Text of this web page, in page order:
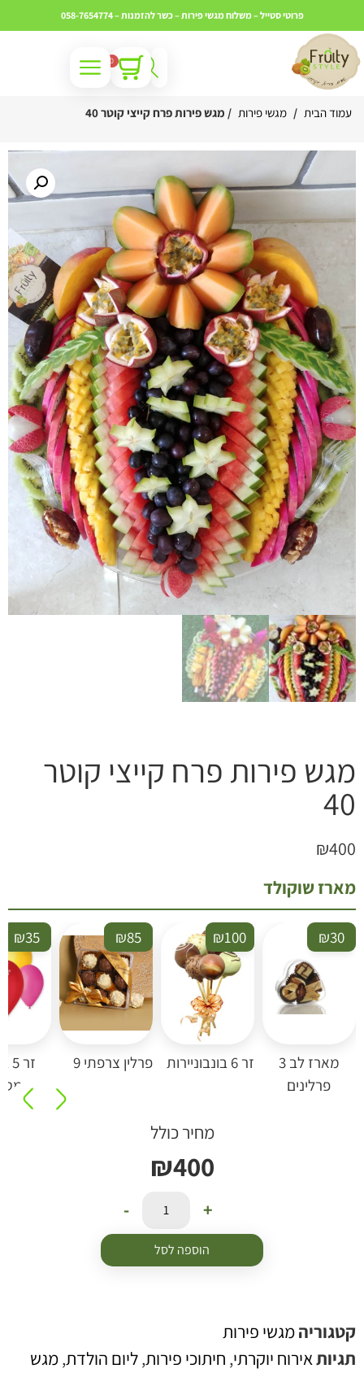
פרוטי סטייל – משלוח מגשי פירות – כשרלהזמנות – 058-7654774
0
עמוד הבית / מגשי פירות / מגש פירות פרח קייצי קוטר 40
פירות פרח קייצי קוטר
₪
שוקולד
מארז לב 3
פרלינים
₪30
זר 6 בונבוניירות
₪100
פרלין צרפתי 9
₪85
זר 5
₪35
מחיר כולל
₪400
הוספה לסל
מגשי פירות
אירוח יוקרתי,חיתוכי פירות,ליום הולדת,מגש